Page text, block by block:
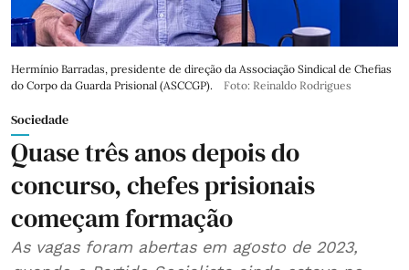
Hermínio Barradas, presidente de direção da Associação Sindical de Chefias
do Corpo da Guarda Prisional (ASCCGP).
Foto: Reinaldo Rodrigues
Sociedade
Quase três anos depois do
concurso, chefes prisionais
começam formação
As vagas foram abertas em agosto de 2023,